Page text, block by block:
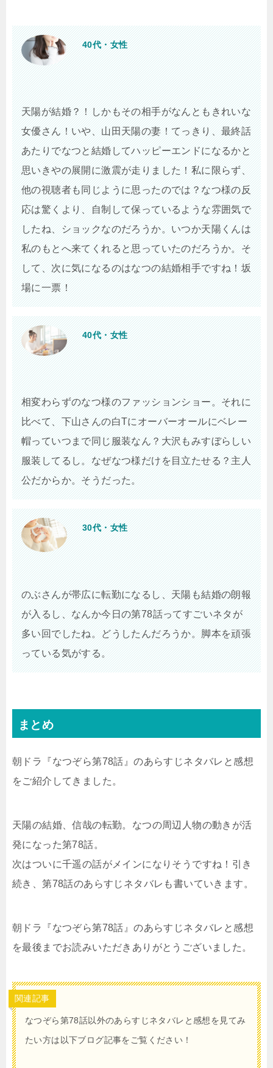
40代・女性
天陽が結婚？！しかもその相手がなんともきれいな
女優さん！いや、山田天陽の妻！てっきり、最終話
あたりでなつと結婚してハッピーエンドになるかと
思いきやの展開に激震が走りました！私に限らず、
他の視聴者も同じように思ったのでは？なつ様の反
応は驚くより、自制して保っているような雰囲気で
したね、ショックなのだろうか。いつか天陽くんは
私のもとへ来てくれると思っていたのだろうか。そ
して、次に気になるのはなつの結婚相手ですね！坂
場に一票！
40代・女性
相変わらずのなつ様のファッションショー。それに
比べて、下山さんの白Tにオーバーオールにベレー
帽っていつまで同じ服装なん？大沢もみすぼらしい
服装してるし。なぜなつ様だけを目立たせる？主人
公だからか。そうだった。
30代・女性
のぶさんが帯広に転勤になるし、天陽も結婚の朗報
が入るし、なんか今日の第78話ってすごいネタが
多い回でしたね。どうしたんだろうか。脚本を頑張
っている気がする。
まとめ
朝ドラ『なつぞら第78話』のあらすじネタバレと感想
をご紹介してきました。
天陽の結婚、信哉の転勤。なつの周辺人物の動きが活
発になった第78話。
次はついに千遥の話がメインになりそうですね！引き
続き、第78話のあらすじネタバレも書いていきます。
朝ドラ『なつぞら第78話』のあらすじネタバレと感想
を最後までお読みいただきありがとうございました。
関連記事
なつぞら第78話以外のあらすじネタバレと感想を見てみ
たい方は以下ブログ記事をご覧ください！